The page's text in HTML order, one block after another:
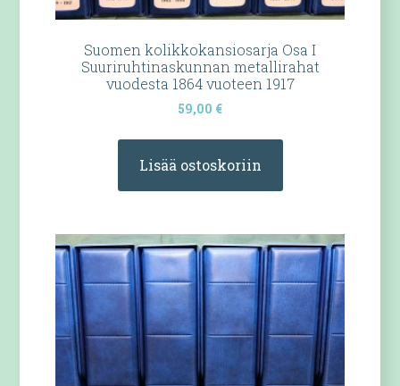
Suomen kolikkokansiosarja Osa I
Suuriruhtinaskunnan metallirahat
vuodesta 1864 vuoteen 1917
59,00 €
Lisää ostoskoriin